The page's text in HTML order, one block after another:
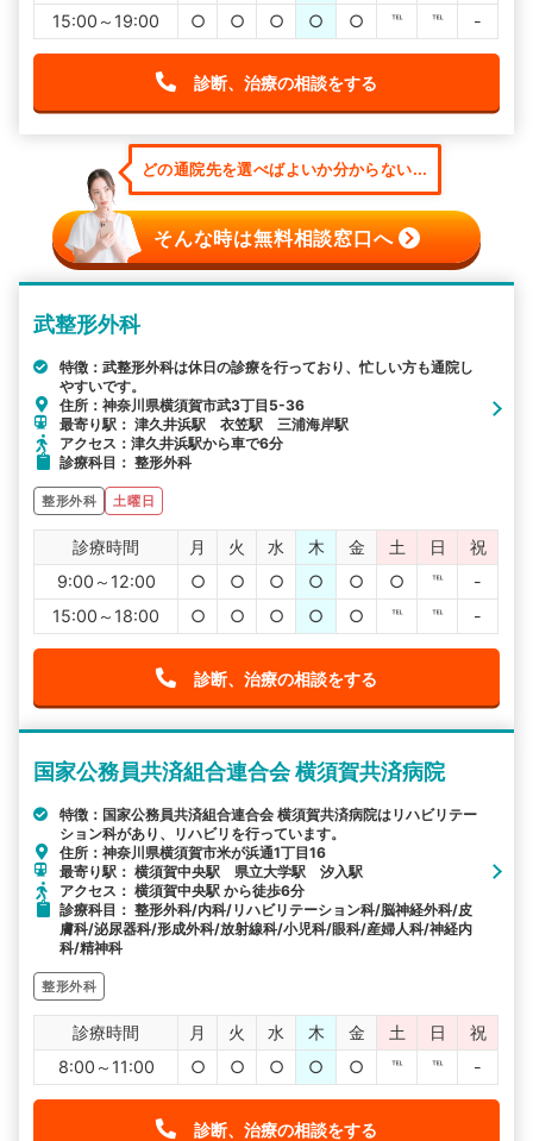
15:00～19:00
○ ○ ○ ○ ○ ℡ ℡ -
診断、治療の相談をする
どの通院先を選べばよいか分からない...
そんな時は無料相談窓口へ
武整形外科
特徴：武整形外科は休日の診療を行っており、忙しい方も通院し
やすいです。
住所：神奈川県横須賀市武3丁目5-36
最寄り駅： 津久井浜駅 衣笠駅 三浦海岸駅
アクセス：津久井浜駅から車で6分
診療科目： 整形外科
整形外科 土曜日
診療時間 月 火 水 木 金 土 日
祝
9:00～12:00
○ ○ ○ ○ ○ ○ ℡
-
15:00～18:00
○ ○ ○ ○ ○ ℡ ℡ -
診断、治療の相談をする
国家公務員共済組合連合会 横須賀共済病院
特徴：国家公務員共済組合連合会 横須賀共済病院はリハビリテー
ション科があり、リハビリを行っています。
住所：神奈川県横須賀市米が浜通1丁目16
最寄り駅： 横須賀中央駅 県立大学駅 汐入駅
アクセス： 横須賀中央駅 から徒歩6分
診療科目： 整形外科/内科/リハビリテーション科/脳神経外科/皮
膚科/泌尿器科/形成外科/放射線科/小児科/眼科/産婦人科/神経内
科/精神科
整形外科
診療時間 月 火 水 木 金 土 日
祝
8:00～11:00
○ ○ ○ ○ ○ ℡ ℡ -
診断、治療の相談をする